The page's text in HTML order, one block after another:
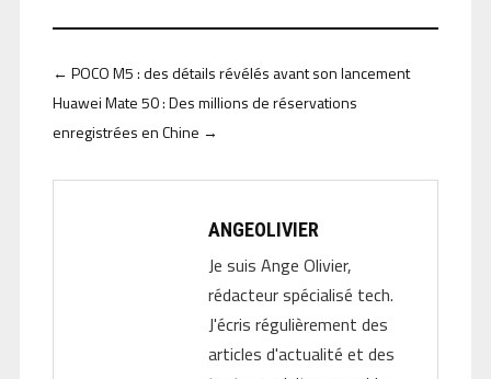
← POCO M5 : des détails révélés avant son lancement
Huawei Mate 50 : Des millions de réservations
enregistrées en Chine →
ANGEOLIVIER
Je suis Ange Olivier,
rédacteur spécialisé tech.
J'écris régulièrement des
articles d'actualité et des